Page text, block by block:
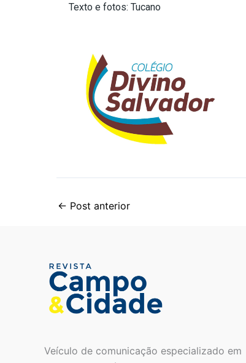
Texto e fotos: Tucano
← Post anterior
Veículo de comunicação especializado em